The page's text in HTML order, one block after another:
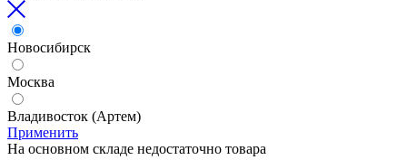
Новосибирск
Москва
Владивосток (Артем)
Применить
На основном складе недостаточно товара